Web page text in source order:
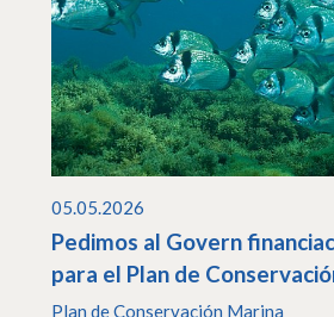
05.05.2026
Pedimos al Govern
para el Plan de
Plan de Conservación Marina